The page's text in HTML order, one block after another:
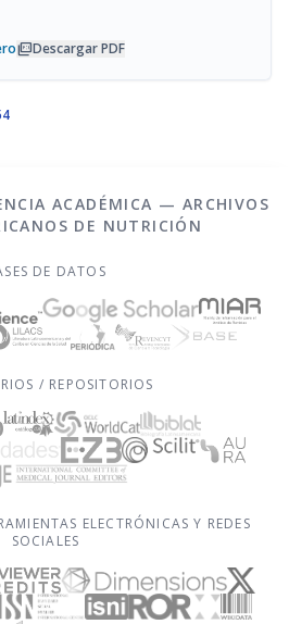
picture_as_pdfDescargar PDF
ACADÉMICA — ARCHIVOS
DE NUTRICIÓN
DE DATOS
/ REPOSITORIOS
ELECTRÓNICAS Y REDES
SOCIALES